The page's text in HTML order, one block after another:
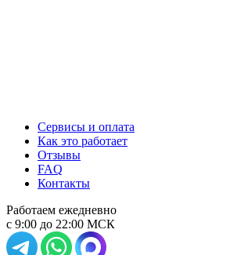
Сервисы и оплата
Как это работает
Отзывы
FAQ
Контакты
Работаем ежедневно
с 9:00 до 22:00 МСК